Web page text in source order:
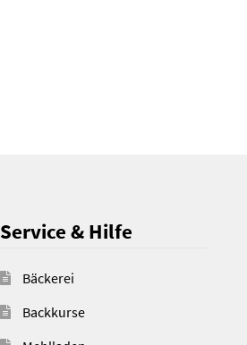
Service & Hilfe
Bäckerei
Backkurse